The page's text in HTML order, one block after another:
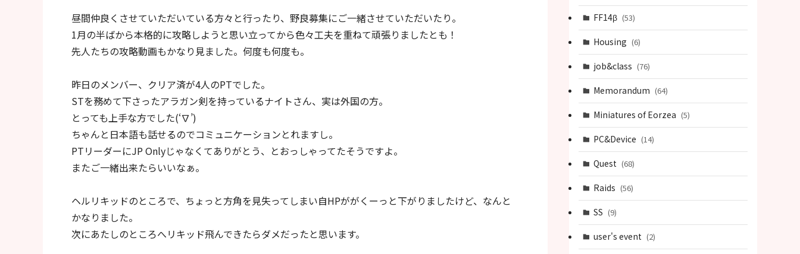
昼間仲良くさせていただいている方々と行ったり、野良募集にご一緒させていただいたり。
1月の半ばから本格的に攻略しようと思い立ってから色々工夫を重ねて頑張りましたとも！
先人たちの攻略動画もかなり見ました。何度も何度も。
昨日のメンバー、クリア済が4人のPTでした。
STを務めて下さったアラガン剣を持っているナイトさん、実は外国の方。
とっても上手な方でした(‘∇’)
ちゃんと日本語も話せるのでコミュニケーションとれますし。
PTリーダーにJP Onlyじゃなくてありがとう、とおっしゃってたそうですよ。
またご一緒出来たらいいなぁ。
ヘルリキッドのところで、ちょっと方角を見失ってしまい自HPががくーっと下がりましたけど、なんと
かなりました。
次にあたしのところへリキッド飛んできたらダメだったと思います。
FF14β (53)
Housing (6)
job&class (76)
Memorandum (64)
Miniatures of Eorzea (5)
PC&Device (14)
Quest (68)
Raids (56)
SS (9)
user's event (2)